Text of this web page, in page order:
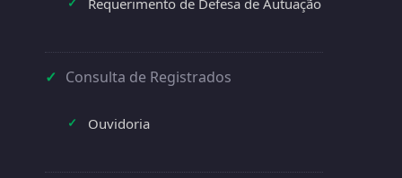
✓ Consulta de Registrados
✓ Ouvidoria